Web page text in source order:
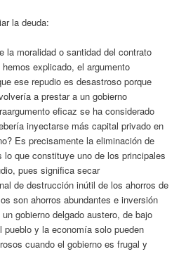
la deuda:
la moralidad o santidad del contrato
explicado, el argumento
ese repudio es desastroso porque
a prestar a un gobierno
eficaz se ha considerado
inyectarse más capital privado en
Es precisamente la eliminación de
que constituye uno de los principales
pues significa secar
de destrucción inútil de los ahorros de
son ahorros abundantes e inversión
gobierno delgado austero, de bajo
y la economía solo pueden
cuando el gobierno es frugal y